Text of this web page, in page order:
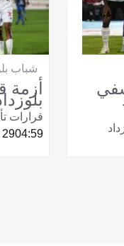
شباب
أزمة
قرارات
04:5929 مارس 2026